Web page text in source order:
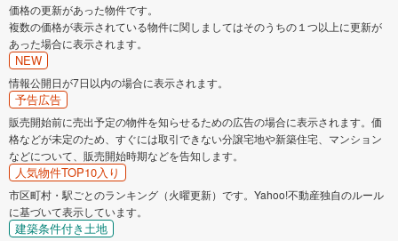
価格の更新があった物件です。
複数の価格が表示されている物件に関しましてはそのうちの１つ以上に更新が
あった場合に表示されます。
NEW
情報公開日が7日以内の場合に表示されます。
予告広告
販売開始前に売出予定の物件を知らせるための広告の場合に表示されます。価
格などが未定のため、すぐには取引できない分譲宅地や新築住宅、マンション
などについて、販売開始時期などを告知します。
人気物件TOP10入り
市区町村・駅ごとのランキング（火曜更新）です。Yahoo!不動産独自のルール
に基づいて表示しています。
建築条件付き土地